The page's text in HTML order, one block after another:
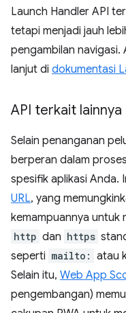
Launch Handler API
tetapi menjadi jauh
pengambilan navigasi.
lanjut di dokumentasi
API terkait lainnya
Selain penanganan
berperan dalam
spesifik aplikasi Anda.
URL, yang
kemampuannya untuk
http dan https
seperti mailto: atau
Selain itu, Web App
pengembangan)